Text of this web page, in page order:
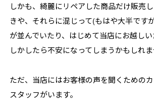
しかも、綺麗にリペアした商品だけ販売
きや、それらに混じって(もはや大半です
が並んでいたり、はじめて当店にお越し
しかしたら不安になってしまうかもしれま
ただ、当店にはお客様の声を聞くための
スタッフがいます。